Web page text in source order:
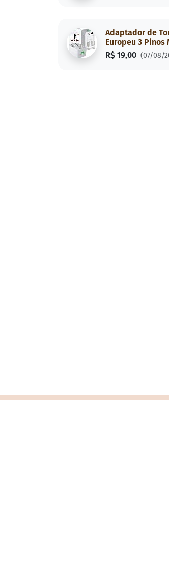
Adaptador de
Europeu 3 Pinos
R$ 19,00 (07/08/